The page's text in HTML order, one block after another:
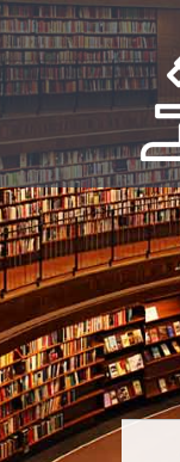
Skip
to
content